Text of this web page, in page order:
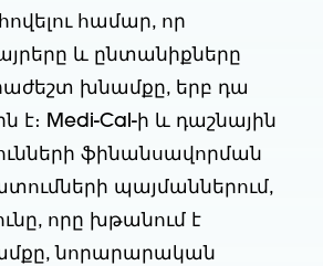
համար, որ
և ընտանիքները
խնամքը, երբ դա
է։ Medi-Cal-ի և դաշնային
ֆինանսավորման
պայմաններում,
որը խթանում է
նորարարական